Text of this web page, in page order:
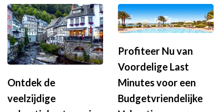
Ontdek de
veelzijdige
Profiteer Nu van
Voordelige Last
Minutes voor een
Budgetvriendelijke